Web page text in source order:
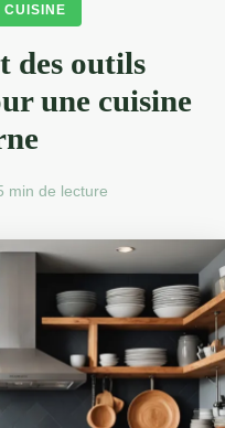
CUISINE
des outils
une cuisine
min de lecture